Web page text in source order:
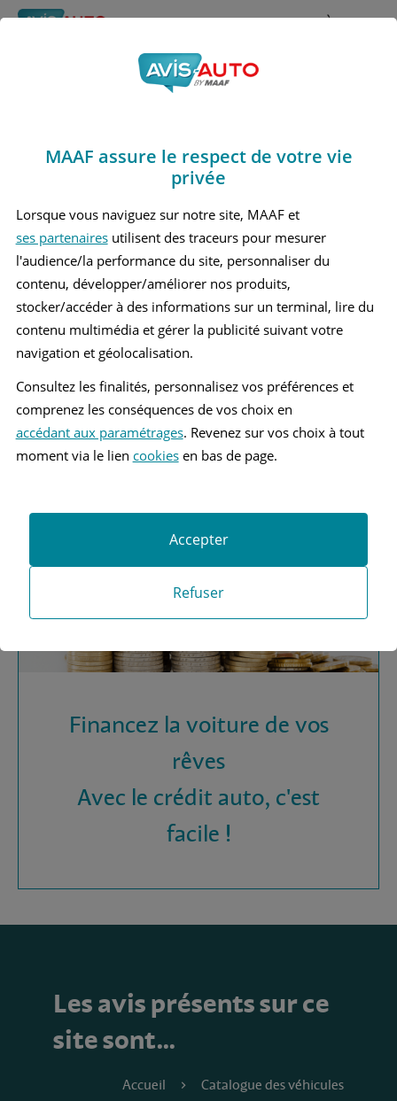
Rechercher À propos
Obtenir un devis d'assurance auto MAAF
Avis Hyundai Genesis
HYUNDAI GENESIS 1 COUPÉ
Vous recherchez une
assurance automobile ?
Obtenez vos devis MAAF
Financez la voiture de vos
rêves
Avec le crédit auto, c'est
facile !
Les avis présents sur ce
site sont…
Accueil Catalogue des véhicules
MAAF assure le respect de votre vie
privée
Lorsque vous naviguez sur notre site, MAAF et
ses partenairesutilisent des traceurs pour mesurer
l'audience/la performance du site, personnaliser du
contenu, développer/améliorer nos produits,
stocker/accéder à des informations sur un terminal, lire du
contenu multimédia et gérer la publicité suivant votre
navigation et géolocalisation.
Consultez les finalités, personnalisez vos préférences et
comprenez les conséquences de vos choix en
accédant aux paramétrages. Revenez sur vos choix à tout
moment via le lien cookiesen bas de page.
Refuser
Accepter